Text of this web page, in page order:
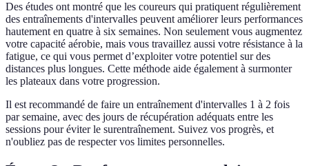
Des études ont montré que les coureurs qui pratiquent régulièrement
des entraînements d'intervalles peuvent améliorer leurs performances
hautement en quatre à six semaines. Non seulement vous augmentez
votre capacité aérobie, mais vous travaillez aussi votre résistance à la
fatigue, ce qui vous permet d’exploiter votre potentiel sur des
distances plus longues. Cette méthode aide également à surmonter
les plateaux dans votre progression.
Il est recommandé de faire un entraînement d'intervalles 1 à 2 fois
par semaine, avec des jours de récupération adéquats entre les
sessions pour éviter le surentraînement. Suivez vos progrès, et
n'oubliez pas de respecter vos limites personnelles.